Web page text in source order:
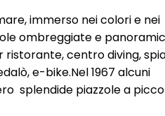
immerso nei colori e nei
ombreggiate e
centro diving,
e-bike.Nel 1967 alcuni
splendide piazzole a